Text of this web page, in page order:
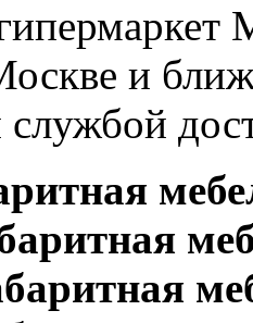
и
службой